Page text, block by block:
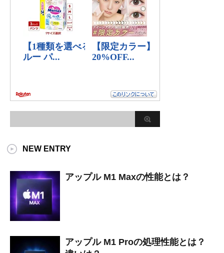
NEW ENTRY
アップル M1 Maxの性能とは？
アップル M1 Proの処理性能とは？